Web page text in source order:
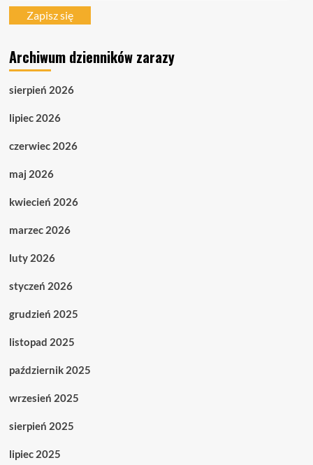
mailZapisz się
Archiwum dzienników zarazy
sierpień 2026
lipiec 2026
czerwiec 2026
maj 2026
kwiecień 2026
marzec 2026
luty 2026
styczeń 2026
grudzień 2025
listopad 2025
październik 2025
wrzesień 2025
sierpień 2025
lipiec 2025